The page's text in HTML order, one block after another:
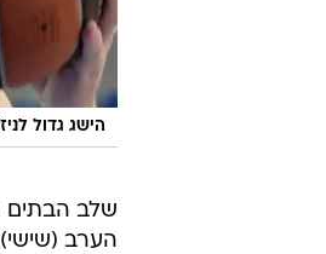
הישג גדול
שלב הבתים